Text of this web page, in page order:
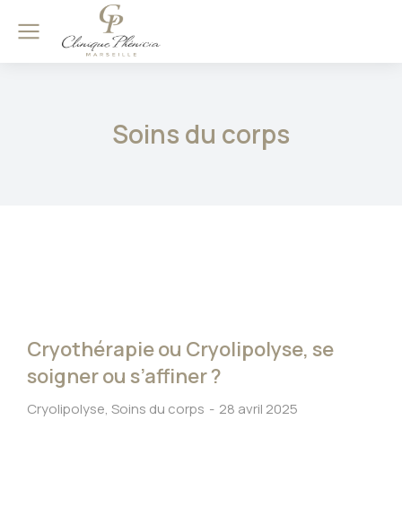
Soins du corps
Cryothérapie ou Cryolipolyse, se
soigner ou s’affiner ?
Cryolipolyse, Soins du corps 28 avril 2025